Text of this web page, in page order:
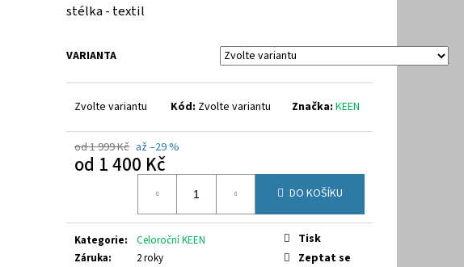
stélka - textil
VARIANTA
Zvolte variantu Kód: Zvolte variantu Značka: KEEN
od 1 999 Kč až –29 %
od 1 400 Kč
DO KOŠÍKU
Kategorie:
Celoroční KEEN
Záruka: 2 roky
Tisk
Zeptat se